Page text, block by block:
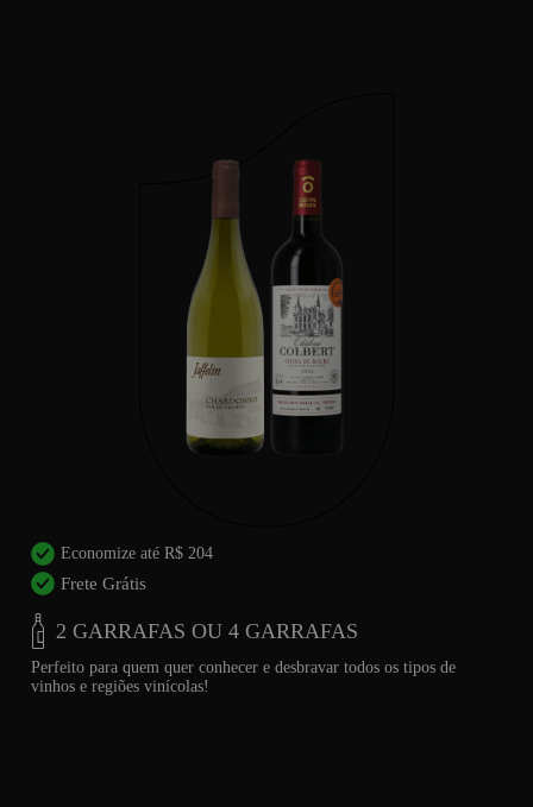
Economize até R$ 204
Frete Grátis
2 GARRAFAS OU 4 GARRAFAS
Perfeito para quem quer conhecer e desbravar todos os tipos de
vinhos e regiões vinícolas!